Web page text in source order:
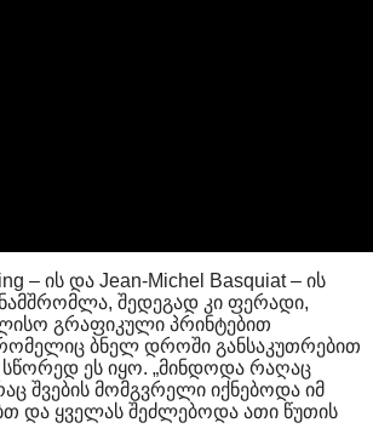
– ის და Jean-Michel Basquiat – ის
შედეგად კი ფერადი,
გრაფიკული პრინტებით
ბნელ დროში განსაკუთრებით
სწორედ ეს იყო. „მინდოდა რაღაც
შვების მომგვრელი იქნებოდა იმ
და ყველას შეძლებოდა ათი წუთის